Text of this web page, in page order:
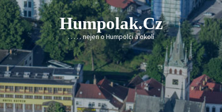
Skip
to
content
Humpolak.cz
. . . . . nejen o Humpolci a okolí